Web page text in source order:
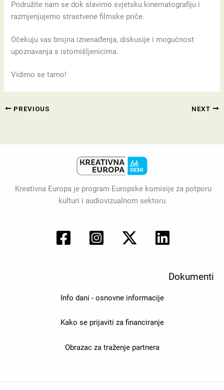
Pridružite nam se dok slavimo svjetsku kinematografiju i
razmjenjujemo strastvene filmske priče.
Očekuju vas brojna iznenađenja, diskusije i mogućnost
upoznavanja s istomišljenicima.
Vidimo se tamo!
PREVIOUS NEXT
Kreativna Europa je program Europske komisije za potporu
kulturi i audiovizualnom sektoru.
Dokumenti
Info dani - osnovne informacije
Kako se prijaviti za financiranje
Obrazac za traženje partnera